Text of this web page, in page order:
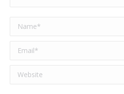
Name *
Email *
Website